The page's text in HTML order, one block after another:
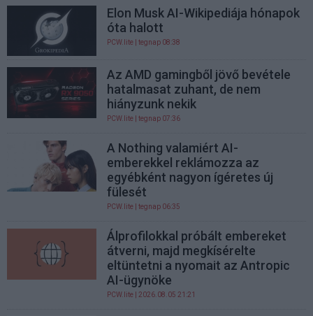
Elon Musk AI-Wikipediája hónapok
óta halott
PCW.lite | tegnap 08:38
Az AMD gamingből jövő bevétele
hatalmasat zuhant, de nem
hiányzunk nekik
PCW.lite | tegnap 07:36
A Nothing valamiért AI-
emberekkel reklámozza az
egyébként nagyon ígéretes új
fülesét
PCW.lite | tegnap 06:35
Álprofilokkal próbált embereket
átverni, majd megkísérelte
eltüntetni a nyomait az Antropic
AI-ügynöke
PCW.lite | 2026.08.05 21:21